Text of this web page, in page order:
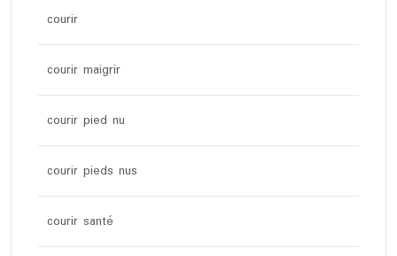
courir
courir maigrir
courir pied nu
courir pieds nus
courir santé